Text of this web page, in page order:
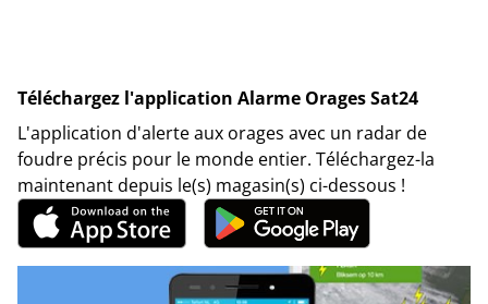
Téléchargez l'application Alarme Orages Sat24
L'application d'alerte aux orages avec un radar de
foudre précis pour le monde entier. Téléchargez-la
maintenant depuis le(s) magasin(s) ci-dessous !